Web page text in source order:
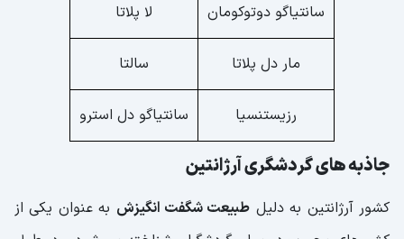
سانتیاگو دوتوکومان لا پلاتا
مار دل پلاتا سالتا
رزیستنسیا سانتیاگو دل استرو
جاذبه های گردشگری آرژانتین
کشور آرژانتین به دلیل طبیعت شگفت انگیزش به عنوان یکی از